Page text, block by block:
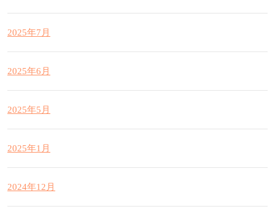
2025年7月
2025年6月
2025年5月
2025年1月
2024年12月